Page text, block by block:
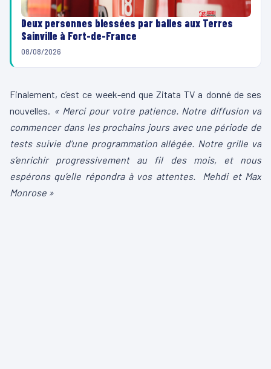
Deux personnes blessées par balles aux Terres
Sainville à Fort-de-France
08/08/2026
Finalement, c’est ce week-end que Zitata TV a donné de ses
nouvelles.
« Merci pour votre patience. Notre diffusion va
commencer dans les prochains jours avec une période de
tests suivie d’une programmation allégée. Notre grille va
s’enrichir progressivement au fil des mois, et nous
espérons qu’elle répondra à vos attentes. Mehdi et Max
Monrose »